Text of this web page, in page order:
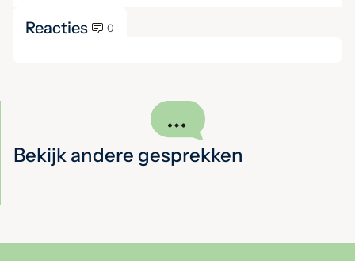
Reacties 0
Bekijk andere gesprekken